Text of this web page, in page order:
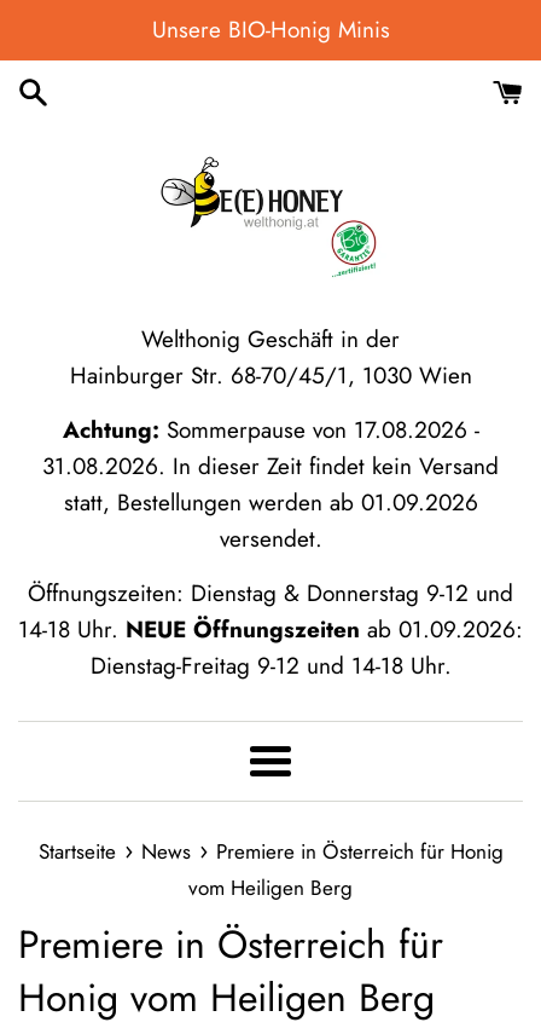
zum
Inhalt
Unsere BIO-Honig Minis
Welthonig Geschäft in der
Hainburger Str. 68-70/45/1, 1030 Wien
Achtung: Sommerpause von 17.08.2026 -
31.08.2026. In dieser Zeit findet kein Versand
statt, Bestellungen werden ab 01.09.2026
versendet.
Öffnungszeiten: Dienstag & Donnerstag 9-12 und
14-18 Uhr. NEUE Öffnungszeiten ab 01.09.2026:
Dienstag-Freitag 9-12 und 14-18 Uhr.
Menü
Startseite › News › Premiere in Österreich für Honig
vom Heiligen Berg
Premiere in Österreich für
Honig vom Heiligen Berg